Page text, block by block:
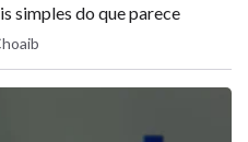
simples do que parece